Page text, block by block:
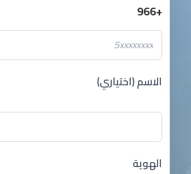
+966
الاسم (اختياري)
الهوية